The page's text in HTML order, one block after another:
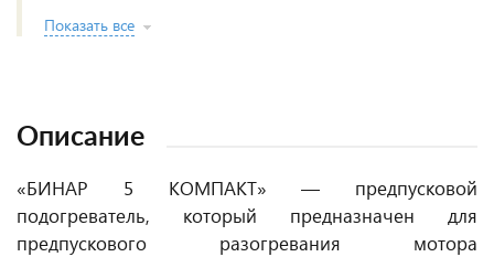
Показать все
Описание
«БИНАР 5 КОМПАКТ» — предпусковой
подогреватель, который предназначен для
предпускового разогревания мотора